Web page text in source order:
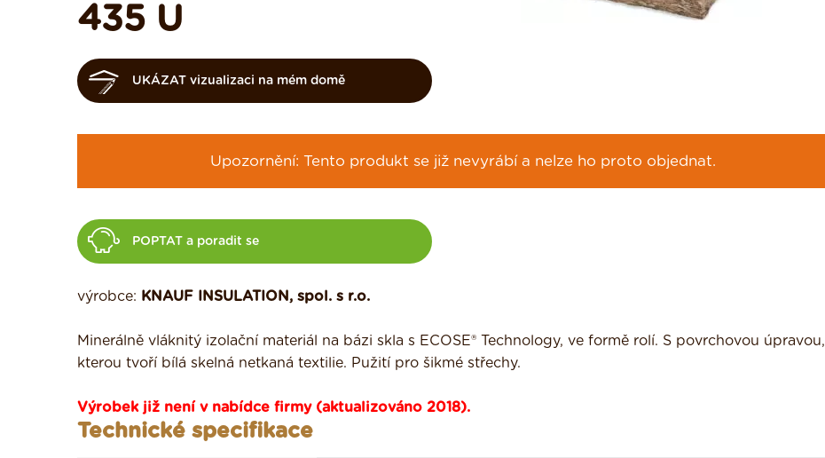
435 U
UKÁZAT vizualizaci na mém domě
Upozornění: Tento produkt se již nevyrábí a nelze ho proto objednat.
POPTAT a poradit se
výrobce: KNAUF INSULATION, spol. s r.o.
Minerálně vláknitý izolační materiál na bázi skla s ECOSE® Technology, ve formě rolí. S povrchovou úpravou,
kterou tvoří bílá skelná netkaná textilie. Pužití pro šikmé střechy.
Výrobek již není v nabídce firmy (aktualizováno 2018).
Technické specifikace